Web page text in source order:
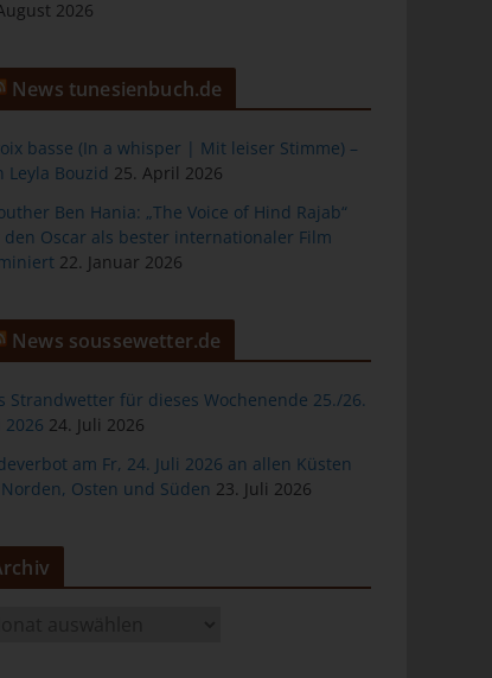
2026
News tunesienbuch.de
basse (In a whisper | Mit leiser Stimme) –
Leyla Bouzid 25. April 2026
Ben Hania: „The Voice of Hind Rajab“
Oscar als bester internationaler Film
22. Januar 2026
News soussewetter.de
Strandwetter für dieses Wochenende 25./26.
2026 24. Juli 2026
am Fr, 24. Juli 2026 an allen Küsten
Osten und Süden 23. Juli 2026